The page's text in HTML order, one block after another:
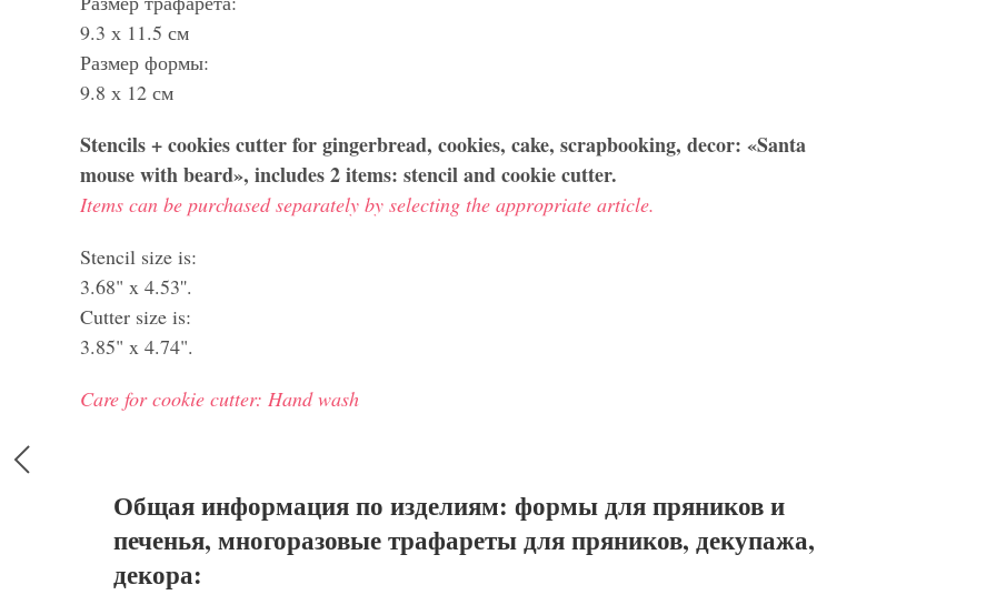
9.3 х 11.5 см
Размер формы:
9.8 х 12 см
Stencils + cookies cutter for gingerbread, cookies, cake, scrapbooking, decor: «Santa
mouse with beard», includes 2 items: stencil and cookie cutter.
Items can be purchased separately by selecting the appropriate article.
Stencil size is:
3.68" x 4.53''.
Cutter size is:
3.85" x 4.74".
Care for cookie cutter: Hand wash
Общая информация по изделиям: формы для пряников и
печенья, многоразовые трафареты для пряников, декупажа,
декора: